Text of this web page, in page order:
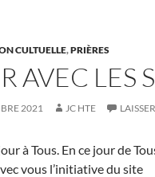
CULTUELLE,PRIÈRES
AVEC LES
2021 JC HTE
à Tous. En ce jour de
vous l’initiative du site